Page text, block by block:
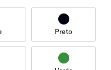
Preto